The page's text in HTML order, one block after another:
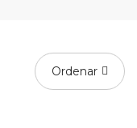
Ordenar